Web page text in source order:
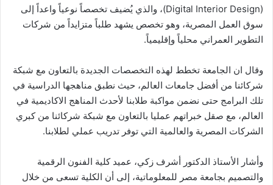
(Digital Interior Design)، والذي يُضيف تخصصاً نوعياً واعداً إلى
سوق العمل المصرية، وهو تخصص يشهد طلباً متزايداً من شركات
التطوير العمراني محلياً وإقليمياً.
وقال ان الجامعة تخطط لهذه التخصصات الجديدة بالتعاون مع شبكة
شركائنا من أفضل جامعات العالم، حيث نطبق مناهجها الدراسية في
تلك البرامج حتى نضمن مواكبة طلابنا لأحدث المناهج الاكاديمية في
العالم، مع صقل خبراتهم عمليا بالتعاون مع شبكة شركائنا من كبري
الشركات المصرية والعالمية التي توفر تدريب عملي لطلابنا.
وأشار الأستاذ الدكتور أشرف زكي، عميد كلية الفنون الرقمية
والتصميم بجامعة مصر للمعلوماتية، إلى أن الكلية تسعى من خلال